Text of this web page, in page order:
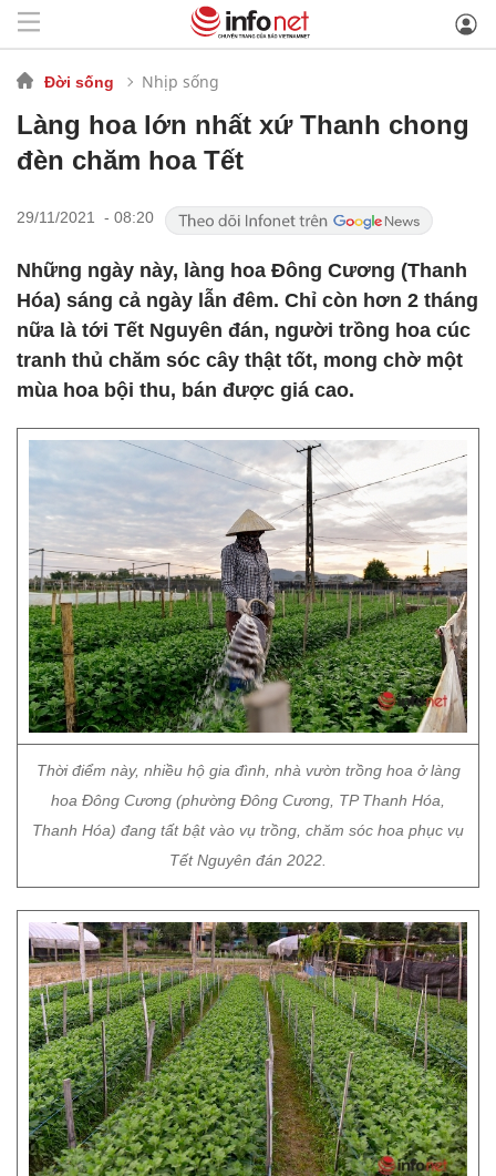
Đời sống Nhịp sống
Làng hoa lớn nhất xứ Thanh chong
đèn chăm hoa Tết
29/11/2021 - 08:20
Những ngày này, làng hoa Đông Cương (Thanh
Hóa) sáng cả ngày lẫn đêm. Chỉ còn hơn 2 tháng
nữa là tới Tết Nguyên đán, người trồng hoa cúc
tranh thủ chăm sóc cây thật tốt, mong chờ một
mùa hoa bội thu, bán được giá cao.
Thời điểm này, nhiều hộ gia đình, nhà vườn trồng hoa ở làng
hoa Đông Cương (phường Đông Cương, TP Thanh Hóa,
Thanh Hóa) đang tất bật vào vụ trồng, chăm sóc hoa phục vụ
Tết Nguyên đán 2022.